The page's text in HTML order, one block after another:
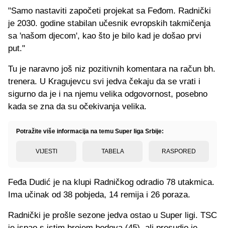
"Samo nastaviti započeti projekat sa Feđom. Radnički
je 2030. godine stabilan učesnik evropskih takmičenja
sa 'našom djecom', kao što je bilo kad je došao prvi
put."
Tu je naravno još niz pozitivnih komentara na račun bh.
trenera. U Kragujevcu svi jedva čekaju da se vrati i
sigurno da je i na njemu velika odgovornost, posebno
kada se zna da su očekivanja velika.
Potražite više informacija na temu Super liga Srbije:
VIJESTI TABELA RASPORED
Feđa Dudić je na klupi Radničkog odradio 78 utakmica.
Ima učinak od 38 pobjeda, 14 remija i 26 poraza.
Radnički je prošle sezone jedva ostao u Super ligi. TSC